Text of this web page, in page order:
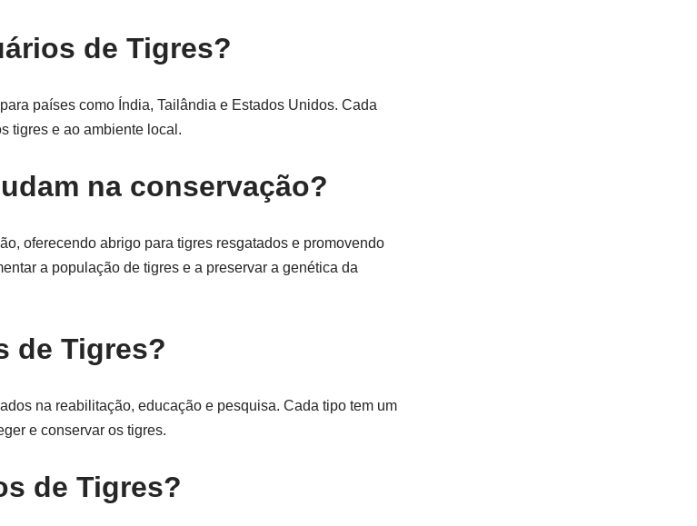
de Tigres?
países como Índia, Tailândia e Estados Unidos. Cada
tigres e ao ambiente local.
na conservação?
oferecendo abrigo para tigres resgatados e promovendo
a população de tigres e a preservar a genética da
de Tigres?
na reabilitação, educação e pesquisa. Cada tipo tem um
e conservar os tigres.
de Tigres?